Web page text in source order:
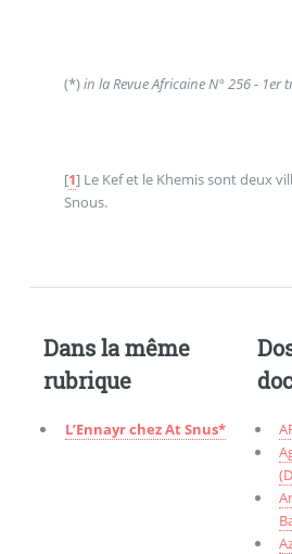
(*)in la Revue Africaine N° 256 - 1er
[1] Le Kef et le Khemis sont deux
Snous.
Dans la même
rubrique
L’Ennayr chez At Snus*